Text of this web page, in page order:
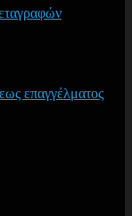
επαγγέλματος